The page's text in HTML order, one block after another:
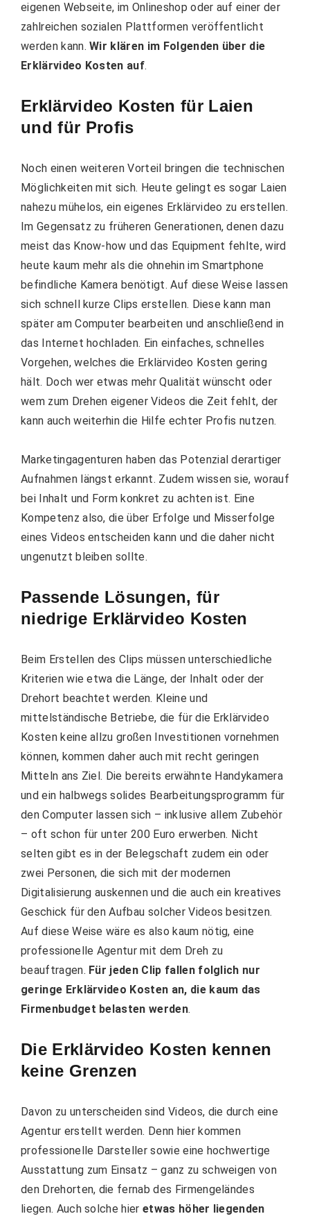
eigenen Webseite, im Onlineshop oder auf einer der
zahlreichen sozialen Plattformen veröffentlicht
werden kann.Wir klären im Folgenden über die
Erklärvideo Kosten auf.
Erklärvideo Kosten für Laien
und für Profis
Noch einen weiteren Vorteil bringen die technischen
Möglichkeiten mit sich. Heute gelingt es sogar Laien
nahezu mühelos, ein eigenes Erklärvideo zu erstellen.
Im Gegensatz zu früheren Generationen, denen dazu
meist das Know-how und das Equipment fehlte, wird
heute kaum mehr als die ohnehin im Smartphone
befindliche Kamera benötigt. Auf diese Weise lassen
sich schnell kurze Clips erstellen. Diese kann man
später am Computer bearbeiten und anschließend in
das Internet hochladen. Ein einfaches, schnelles
Vorgehen, welches die Erklärvideo Kosten gering
hält. Doch wer etwas mehr Qualität wünscht oder
wem zum Drehen eigener Videos die Zeit fehlt, der
kann auch weiterhin die Hilfe echter Profis nutzen.
Marketingagenturen haben das Potenzial derartiger
Aufnahmen längst erkannt. Zudem wissen sie, worauf
bei Inhalt und Form konkret zu achten ist. Eine
Kompetenz also, die über Erfolge und Misserfolge
eines Videos entscheiden kann und die daher nicht
ungenutzt bleiben sollte.
Passende Lösungen, für
niedrige Erklärvideo Kosten
Beim Erstellen des Clips müssen unterschiedliche
Kriterien wie etwa die Länge, der Inhalt oder der
Drehort beachtet werden. Kleine und
mittelständische Betriebe, die für die Erklärvideo
Kosten keine allzu großen Investitionen vornehmen
können, kommen daher auch mit recht geringen
Mitteln ans Ziel. Die bereits erwähnte Handykamera
und ein halbwegs solides Bearbeitungsprogramm für
den Computer lassen sich – inklusive allem Zubehör
– oft schon für unter 200 Euro erwerben. Nicht
selten gibt es in der Belegschaft zudem ein oder
zwei Personen, die sich mit der modernen
Digitalisierung auskennen und die auch ein kreatives
Geschick für den Aufbau solcher Videos besitzen.
Auf diese Weise wäre es also kaum nötig, eine
professionelle Agentur mit dem Dreh zu
beauftragen. Für jeden Clip fallen folglich nur
geringe Erklärvideo Kosten an, die kaum das
Firmenbudget belasten werden.
Die Erklärvideo Kosten kennen
keine Grenzen
Davon zu unterscheiden sind Videos, die durch eine
Agentur erstellt werden. Denn hier kommen
professionelle Darsteller sowie eine hochwertige
Ausstattung zum Einsatz – ganz zu schweigen von
den Drehorten, die fernab des Firmengeländes
liegen. Auch solche hieretwas höher liegenden ​​